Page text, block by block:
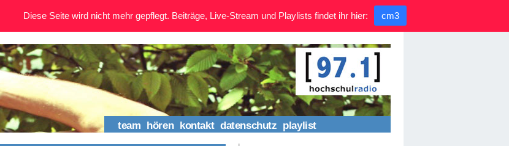
team hören kontakt datenschutz playlist
Diese Seite wird nicht mehr gepflegt. Beiträge, Live-Stream und Playlists findet ihr hier: cm3